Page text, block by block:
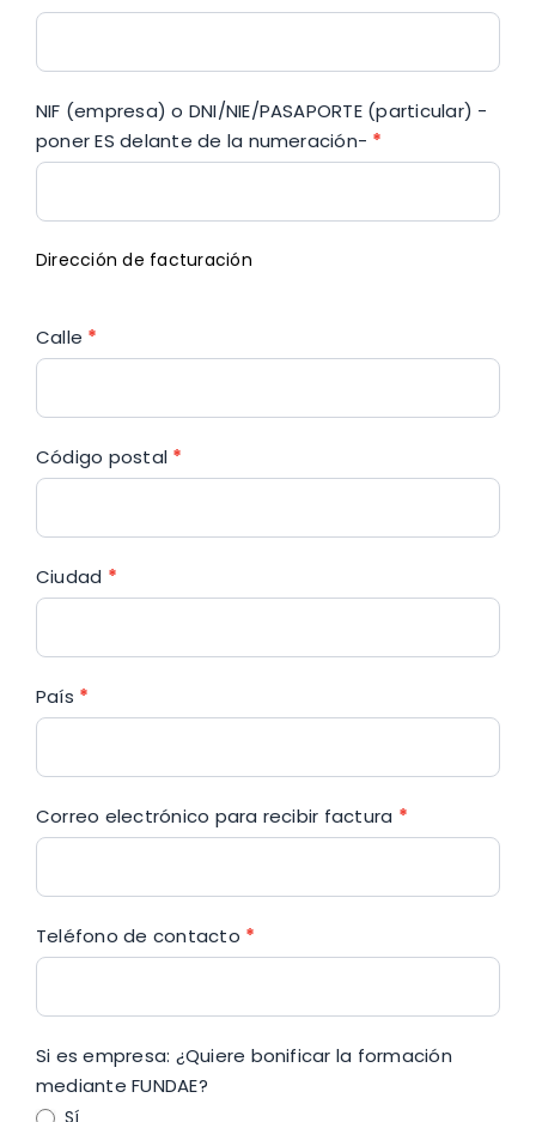
NIF (empresa) o DNI/NIE/PASAPORTE (particular) -
poner ES delante de la numeración- *
Dirección de facturación
Calle *
Código postal *
Ciudad *
País *
Correo electrónico para recibir factura *
Teléfono de contacto *
Si es empresa: ¿Quiere bonificar la formación
mediante FUNDAE?
Sí